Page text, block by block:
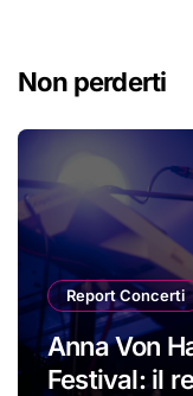
Non perderti
Report Concerti
Anna Von
Festival: il